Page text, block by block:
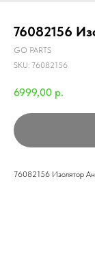
76082156
GO PARTS
SKU: 76082156
6999,00 р.
76082156 Изолятор